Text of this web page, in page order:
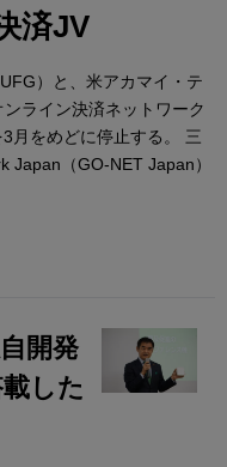
済JV
）と、米アカマイ・テ
ライン決済ネットワーク
月をめどに停止する。 三
Japan（GO-NET Japan）
開発
した